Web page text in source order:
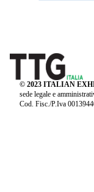
© 2023 ITALIAN
sede legale e
Cod. Fisc./P.Iva